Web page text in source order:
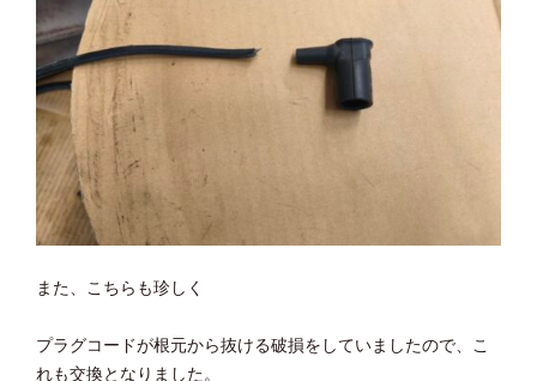
また、こちらも珍しく
プラグコードが根元から抜ける破損をしていましたので、こ
れも交換となりました。